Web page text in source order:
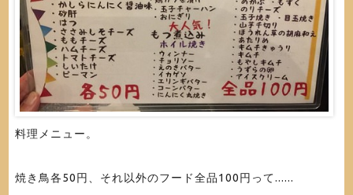
料理メニュー。
焼き鳥各50円、それ以外のフード全品100円って......